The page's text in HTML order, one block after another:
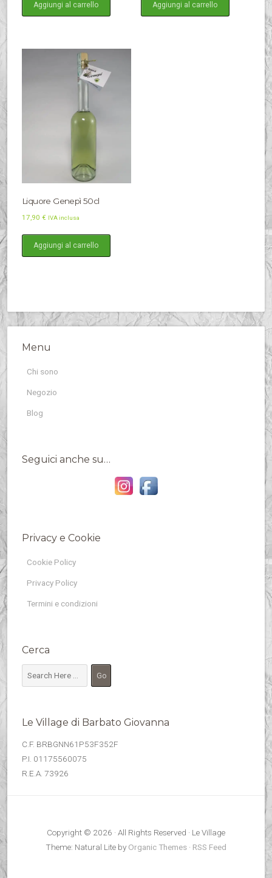
Aggiungi al carrello Aggiungi al carrello
Liquore Genepì 50cl
17,90 € IVA inclusa
Aggiungi al carrello
Menu
Chi sono
Negozio
Blog
Seguici anche su…
Privacy e Cookie
Cookie Policy
Privacy Policy
Termini e condizioni
Cerca
Le Village di Barbato Giovanna
C.F. BRBGNN61P53F352F
P.I. 01175560075
R.E.A. 73926
Copyright © 2026 · All Rights Reserved · Le Village
Theme: Natural Lite by Organic Themes · RSS Feed